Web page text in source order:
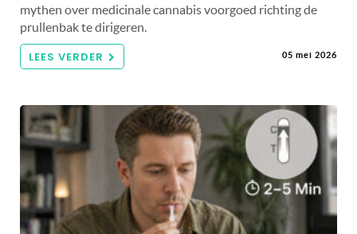
mythen over medicinale cannabis voorgoed richting de
prullenbak te dirigeren.
LEES VERDER 05 mei 2026